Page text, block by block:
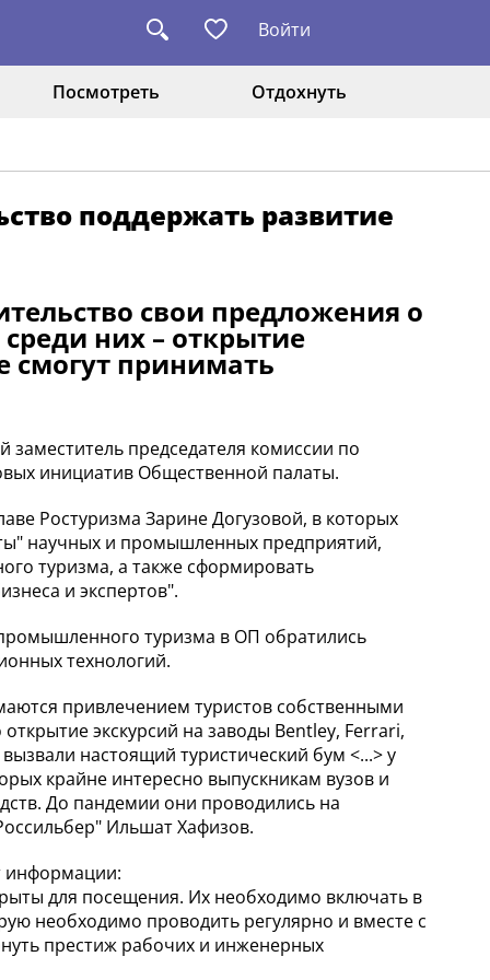
Войти
Посмотреть Отдохнуть
поддержать развитие
свои предложения о
них – открытие
смогут принимать
председателя комиссии по
инициатив Общественной палаты.
Ростуризма Зарине Догузовой, в которых
научных и промышленных предприятий,
туризма, а также сформировать
и экспертов".
туризма в ОП обратились
технологий.
привлечением туристов собственными
экскурсий на заводы Bentley, Ferrari,
настоящий туристический бум <...> у
крайне интересно выпускникам вузов и
До пандемии они проводились на
Ильшат Хафизов.
информации:
для посещения. Их необходимо включать в
необходимо проводить регулярно и вместе с
престиж рабочих и инженерных